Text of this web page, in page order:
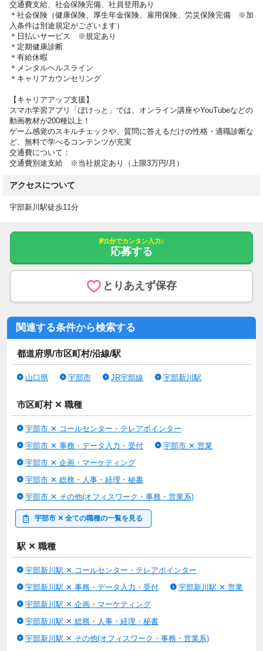
交通費支給、社会保険完備、社員登用あり
＊社会保険（健康保険、厚生年金保険、雇用保険、労災保険完備 ※加
入条件は別途規定がございます）
＊日払いサービス ※規定あり
＊定期健康診断
＊有給休暇
＊メンタルヘルスライン
＊キャリアカウンセリング
【キャリアアップ支援】
スマホ学習アプリ「ぽけっと」では、オンライン講座やYouTubeなどの
動画教材が200種以上！
ゲーム感覚のスキルチェックや、質問に答えるだけの性格・適職診断な
ど、無料で学べるコンテンツが充実
交通費について：
交通費別途支給 ※当社規定あり（上限3万円/月）
アクセスについて
宇部新川駅徒歩11分
約1分でカンタン入力♪
応募する
とりあえず保存
関連する条件から検索する
都道府県/市区町村/沿線/駅
山口県 宇部市 JR宇部線 宇部新川駅
市区町村 ✕ 職種
宇部市 ✕ コールセンター・テレアポインター
宇部市 ✕ 事務・データ入力・受付
宇部市 ✕ 営業
宇部市 ✕ 企画・マーケティング
宇部市 ✕ 総務・人事・経理・秘書
宇部市 ✕ その他(オフィスワーク・事務・営業系)
宇部市 ✕ 全ての職種の一覧を見る
駅 ✕ 職種
宇部新川駅 ✕ コールセンター・テレアポインター
宇部新川駅 ✕ 事務・データ入力・受付
宇部新川駅 ✕ 営業
宇部新川駅 ✕ 企画・マーケティング
宇部新川駅 ✕ 総務・人事・経理・秘書
宇部新川駅 ✕ その他(オフィスワーク・事務・営業系)